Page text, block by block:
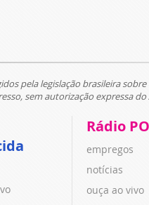
pela legislação brasileira
sem autorização expressa
Rádio
empregos
notícias
ouça ao vivo